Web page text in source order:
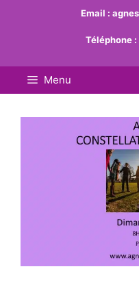
Email :
Téléphone :
Menu